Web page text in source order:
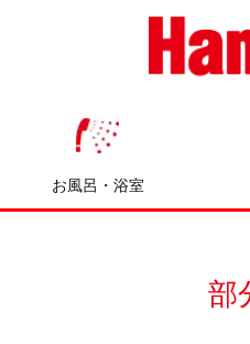
お風呂やキ
お風呂・浴室
部